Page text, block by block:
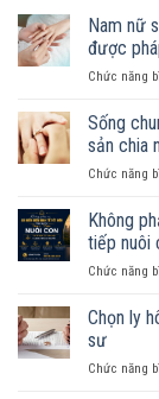
Nam nữ
được
Chức năng
Sống
sản chia
Chức năng
Không
tiếp nuôi
Chức năng
Chọn ly
sư
Chức năng